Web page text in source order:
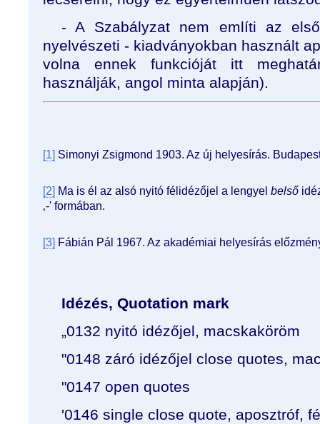
- A Szabályzat nem említi az
nyelvészeti - kiadványokban használt
volna ennek funkcióját itt
használják, angol minta alapján).
[1] Simonyi Zsigmond 1903. Az új helyesírás.
[2] Ma is él az alsó nyitó félidézőjel a lengyel belső
‚-' formában.
[3] Fábián Pál 1967. Az akadémiai helyesírás
Idézés, Quotation mark
„0132 nyitó idézőjel, macskaköröm
"0148 záró idézőjel close quotes,
"0147 open quotes
'0146 single close quote, aposztróf,